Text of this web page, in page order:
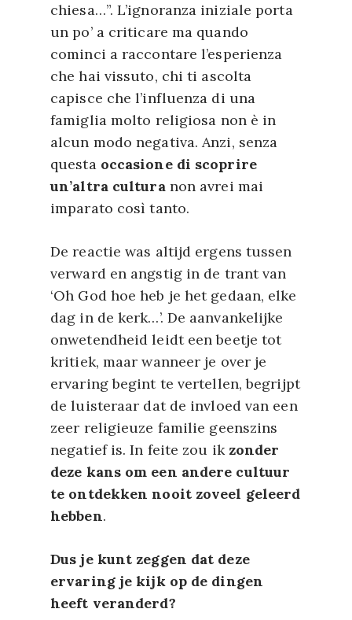
chiesa…”. L’ignoranza iniziale porta
un po’ a criticare ma quando
cominci a raccontare l’esperienza
che hai vissuto, chi ti ascolta
capisce che l’influenza di una
famiglia molto religiosa non è in
alcun modo negativa. Anzi, senza
questa occasione di scoprire
un’altra culturanon avrei mai
imparato così tanto.
De reactie was altijd ergens tussen
verward en angstig in de trant van
‘Oh God hoe heb je het gedaan, elke
dag in de kerk…’. De aanvankelijke
onwetendheid leidt een beetje tot
kritiek, maar wanneer je over je
ervaring begint te vertellen, begrijpt
de luisteraar dat de invloed van een
zeer religieuze familie geenszins
negatief is. In feite zou ik zonder
deze kans om een andere cultuur
te ontdekken nooit zoveel geleerd
hebben.
Dus je kunt zeggen dat deze
ervaring je kijk op de dingen
heeft veranderd?